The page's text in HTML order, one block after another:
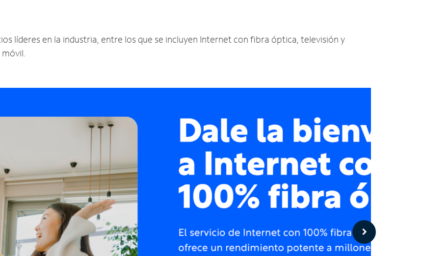
líderes en la industria, entre los que se incluyen Internet con fibra óptica, televisión y